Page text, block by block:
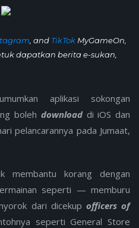
, and TikTok MyGameOn,
dapatkan berita e-sukan,
aplikasi sokongan
boleh download di iOS dan
pelancarannya pada Jumaat,
membantu korang dengan
seperti — memburu
dari dicekup officers of
seperti General Store